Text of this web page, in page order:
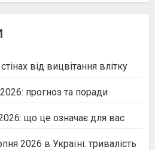
від вицвітання влітку
прогноз та поради
що це означає для вас
2026 в Україні: тривалість